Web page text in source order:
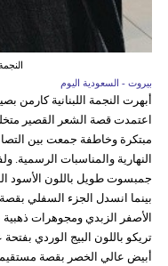
بيروت - السعودية اليوم
أبهرت النجمة اللبنانية
اعتمدت قصة الشعر القصير
مبتكرة وخاطفة جمعت بين
النهارية والمناسبات الرسمية.
جمبسوت طويل باللون الأسود
بينما انسدل الجزء السفلي
الأصفر الزبدي ومجوهرات
تريكو باللون البيج الوردي
أبيض عالي الخصر بقصة